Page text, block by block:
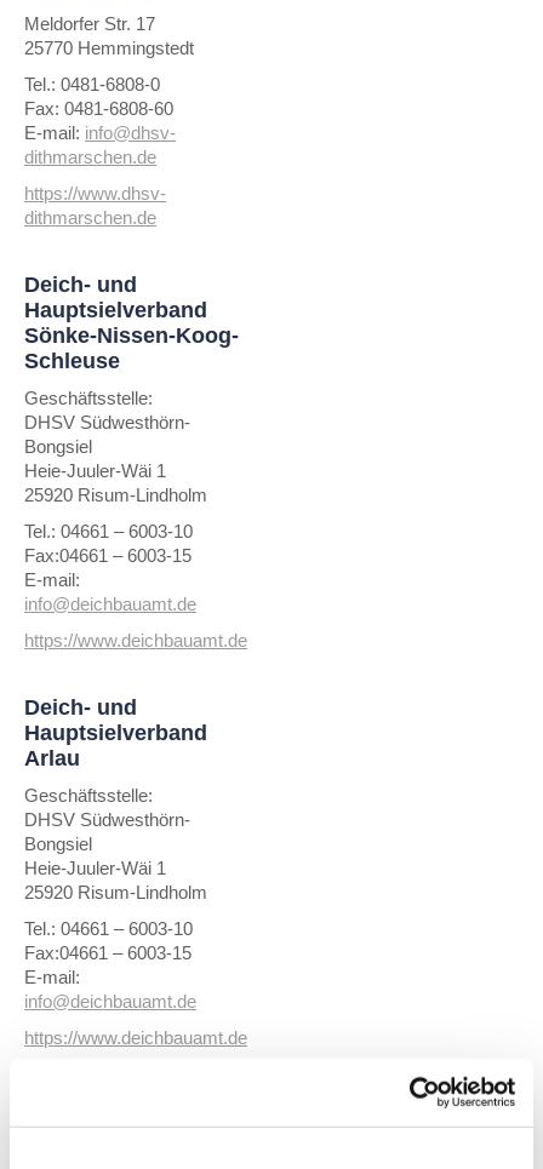
Meldorfer Str. 17
25770 Hemmingstedt
Tel.: 0481-6808-0
Fax: 0481-6808-60
E-mail: info@dhsv-
dithmarschen.de
https://www.dhsv-
dithmarschen.de
Deich- und
Hauptsielverband
Sönke-Nissen-Koog-
Schleuse
Geschäftsstelle:
DHSV Südwesthörn-
Bongsiel
Heie-Juuler-Wäi 1
25920 Risum-Lindholm
Tel.: 04661 – 6003-10
Fax:04661 – 6003-15
E-mail:
info@deichbauamt.de
https://www.deichbauamt.de
Deich- und
Hauptsielverband
Arlau
Geschäftsstelle:
DHSV Südwesthörn-
Bongsiel
Heie-Juuler-Wäi 1
25920 Risum-Lindholm
Tel.: 04661 – 6003-10
Fax:04661 – 6003-15
E-mail:
info@deichbauamt.de
https://www.deichbauamt.de
Hauptsielverband